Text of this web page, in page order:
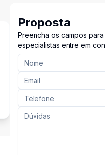
Proposta
Preencha os campos
especialistas entre em